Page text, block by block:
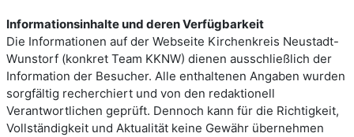
Informationsinhalte und deren Verfügbarkeit
Die Informationen auf der Webseite Kirchenkreis Neustadt-
Wunstorf (konkret Team KKNW) dienen ausschließlich der
Information der Besucher. Alle enthaltenen Angaben wurden
sorgfältig recherchiert und von den redaktionell
Verantwortlichen geprüft. Dennoch kann für die Richtigkeit,
Vollständigkeit und Aktualität keine Gewähr übernehmen